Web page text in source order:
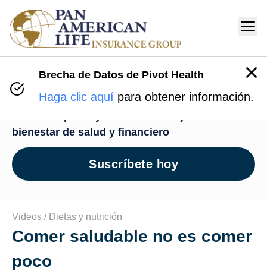
Centro de Bienestar
bienestar de salud y financiero
Suscríbete hoy
Videos / Dietas y nutrición
Comer saludable no es comer
poco
Brecha de Datos de Pivot Health
Haga clic aquí para obtener información.